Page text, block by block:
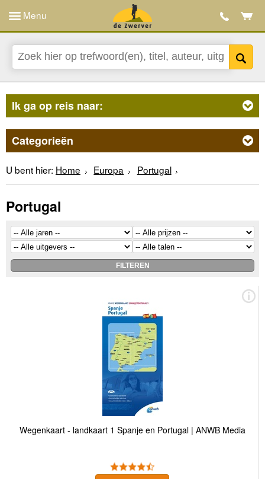
Menu
Ik ga op reis naar:
Categorieën
U bent hier: Home Europa Portugal
Portugal
Wegenkaart - landkaart 1 Spanje en Portugal | ANWB Media